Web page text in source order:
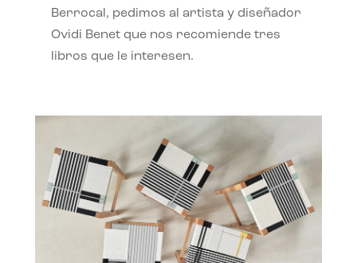
Berrocal, pedimos al artista y diseñador
Ovidi Benet que nos recomiende tres
libros que le interesen.